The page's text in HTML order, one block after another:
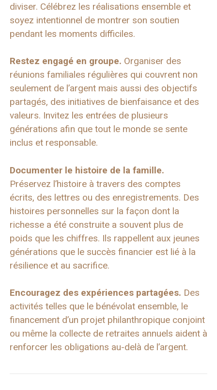
diviser. Célébrez les réalisations ensemble et
soyez intentionnel de montrer son soutien
pendant les moments difficiles.
Restez engagé en groupe. Organiser des
réunions familiales régulières qui couvrent non
seulement de l’argent mais aussi des objectifs
partagés, des initiatives de bienfaisance et des
valeurs. Invitez les entrées de plusieurs
générations afin que tout le monde se sente
inclus et responsable.
Documenter le histoire de la famille.
Préservez l’histoire à travers des comptes
écrits, des lettres ou des enregistrements. Des
histoires personnelles sur la façon dont la
richesse a été construite a souvent plus de
poids que les chiffres. Ils rappellent aux jeunes
générations que le succès financier est lié à la
résilience et au sacrifice.
Encouragez des expériences partagées. Des
activités telles que le bénévolat ensemble, le
financement d’un projet philanthropique conjoint
ou même la collecte de retraites annuels aident à
renforcer les obligations au-delà de l’argent.